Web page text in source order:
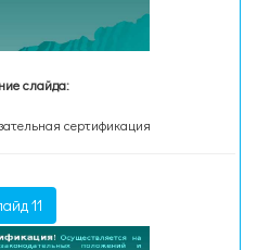
слайда:
сертификация
11